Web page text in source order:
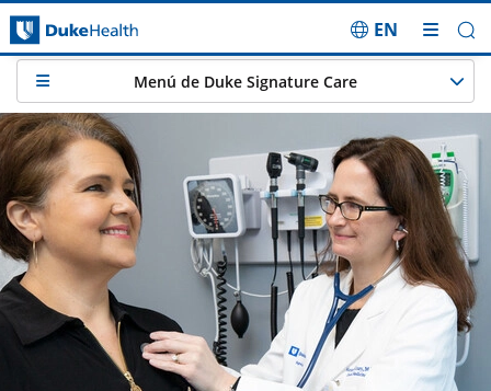
Saltar navegación
EN
Menú de Duke Signature Care